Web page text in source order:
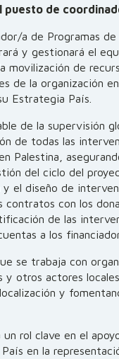
puesto de
a de Programas de
y gestionará el
movilización de
de la organización
Estrategia País.
de la supervisión
de todas las
Palestina,
del ciclo del
el diseño de
contratos con los
de las
a los
se trabaja con
y otros actores
y
un rol clave en el
en la